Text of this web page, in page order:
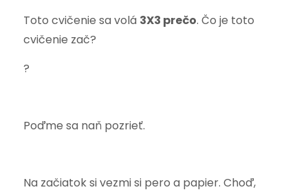
Toto cvičenie sa volá 3X3 prečo. Čo je toto
cvičenie zač?
?
Poďme sa naň pozrieť.
Na začiatok si vezmi si pero a papier. Choď,